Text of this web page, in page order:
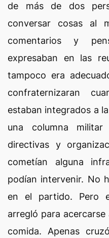
de más de dos
conversar cosas al
comentarios y
expresaban en las
tampoco era
confraternizaran
estaban integrados a
una columna
directivas y
cometían alguna
podían intervenir. No
en el partido. Pero
arregló para
comida. Apenas